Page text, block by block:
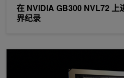
在 NVIDIA GB300 NVL72 上
界纪录
深入了解 NVIDIA Rubin GPU 架构